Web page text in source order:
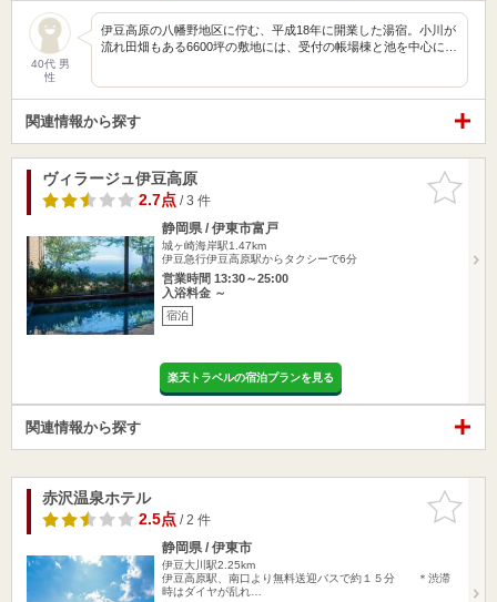
40代 男
性
伊豆高原の八幡野地区に佇む、平成18年に開業した湯宿。小川が
流れ田畑もある6600坪の敷地には、受付の帳場棟と池を中心に…
関連情報から探す
お気に入
りに追加
ヴィラージュ伊豆高原
2.7点/ 3 件
静岡県 / 伊東市富戸
城ヶ崎海岸駅1.47km
伊豆急行伊豆高原駅からタクシーで6分
営業時間 13:30～25:00
入浴料金 ～
宿泊
楽天トラベルの宿泊プランを見る
関連情報から探す
お気に入
りに追加
赤沢温泉ホテル
2.5点/ 2 件
静岡県 / 伊東市
伊豆大川駅2.25km
伊豆高原駅、南口より無料送迎バスで約１５分 ＊渋滞
時はダイヤが乱れ…